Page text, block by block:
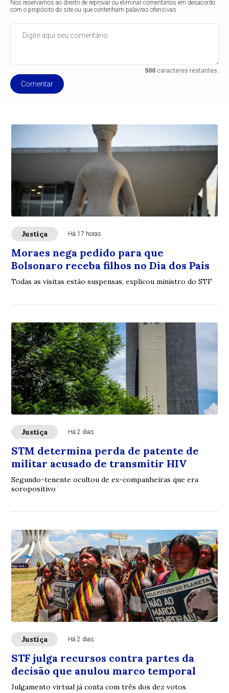
Nos reservamos ao direito de reprovar ou eliminar comentários em desacordo
com o propósito do site ou que contenham palavras ofensivas.
500caracteres restantes.
Comentar
Justiça Há 17 horas
Moraes nega pedido para que
Bolsonaro receba filhos no Dia dos Pais
Todas as visitas estão suspensas, explicou ministro do STF
Justiça Há 2 dias
STM determina perda de patente de
militar acusado de transmitir HIV
Segundo-tenente ocultou de ex-companheiras que era
soropositivo
Justiça Há 2 dias
STF julga recursos contra partes da
decisão que anulou marco temporal
Julgamento virtual já conta com três dos dez votos